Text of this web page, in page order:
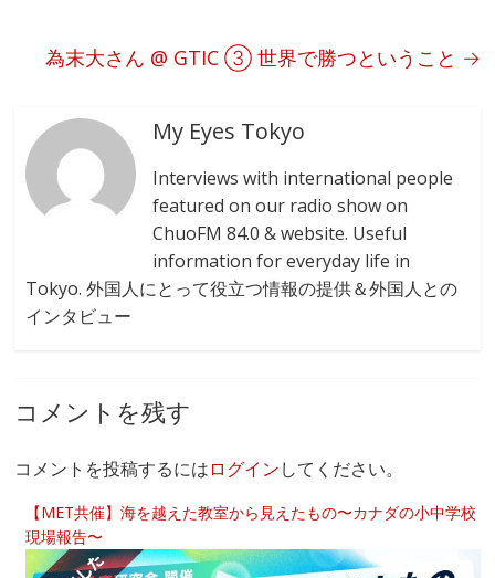
k
為末大さん @ GTIC ③ 世界で勝つということ →
My Eyes Tokyo
Interviews with international people
featured on our radio show on
ChuoFM 84.0 & website. Useful
information for everyday life in
Tokyo. 外国人にとって役立つ情報の提供＆外国人との
インタビュー
コメントを残す
コメントを投稿するにはログインしてください。
【MET共催】海を越えた教室から見えたもの〜カナダの小中学校
現場報告〜